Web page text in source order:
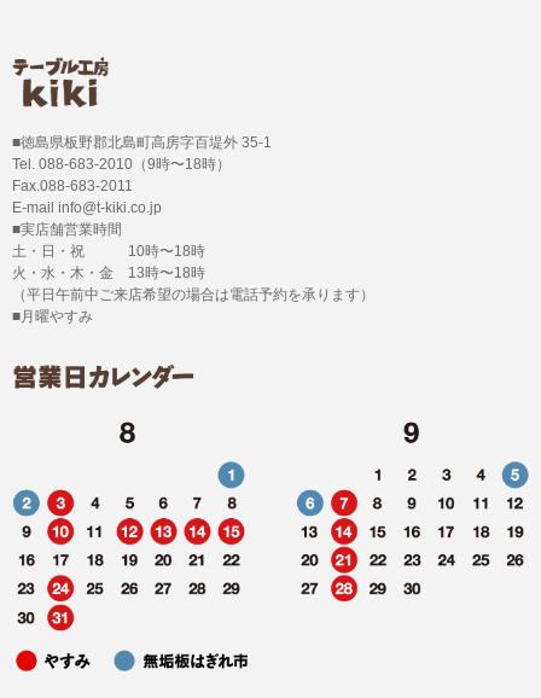
■徳島県板野郡北島町高房字百堤外 35-1
Tel. 088-683-2010（9時〜18時）
Fax.088-683-2011
E-mail info@t-kiki.co.jp
■実店舗営業時間
土・日・祝 10時〜18時
火・水・木・金 13時〜18時
（平日午前中ご来店希望の場合は電話予約を承ります）
■月曜やすみ